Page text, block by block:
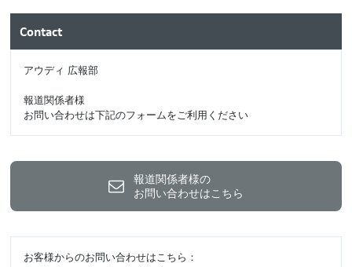
Contact
アウディ 広報部
報道関係者様
お問い合わせは下記のフォームをご利用ください
報道関係者様の
お問い合わせはこちら
お客様からのお問い合わせはこちら：